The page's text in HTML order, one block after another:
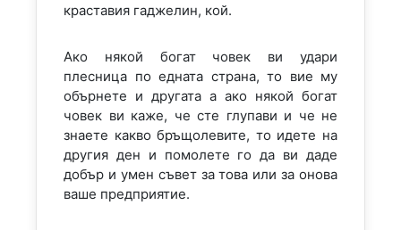
краставия гаджелин, кой.
Ако някой богат човек ви удари
плесница по едната страна, то вие му
обърнете и другата а ако някой богат
човек ви каже, че сте глупави и че не
знаете какво бръщолевите, то идете на
другия ден и помолете го да ви даде
добър и умен съвет за това или за онова
ваше предприятие.